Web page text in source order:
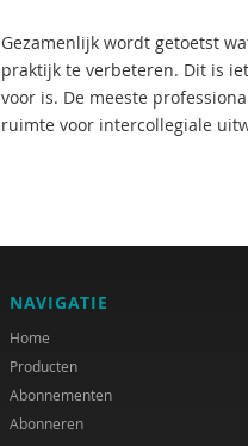
Gezamenlijk wordt getoetst
praktijk te verbeteren. Dit is
voor is. De meeste
ruimte voor intercollegiale
NAVIGATIE
Home
Producten
Abonnementen
Abonneren